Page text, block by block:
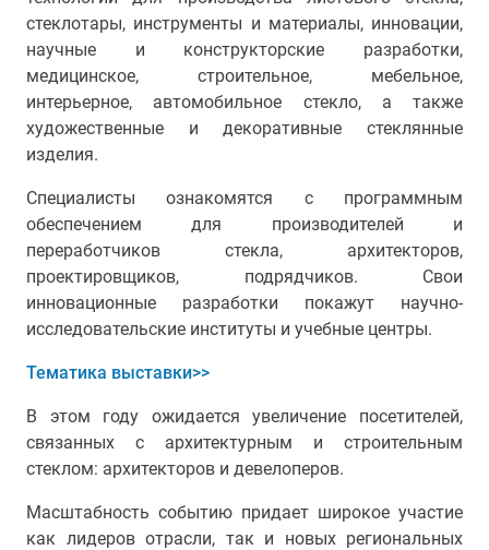
стеклотары, инструменты и материалы, инновации,
научные и конструкторские разработки,
медицинское, строительное, мебельное,
интерьерное, автомобильное стекло, а также
художественные и декоративные стеклянные
изделия.
Специалисты ознакомятся с программным
обеспечением для производителей и
переработчиков стекла, архитекторов,
проектировщиков, подрядчиков. Свои
инновационные разработки покажут научно-
исследовательские институты и учебные центры.
Тематика выставки>>
В этом году ожидается увеличение посетителей,
связанных с архитектурным и строительным
стеклом: архитекторов и девелоперов.
Масштабность событию придает широкое участие
как лидеров отрасли, так и новых региональных